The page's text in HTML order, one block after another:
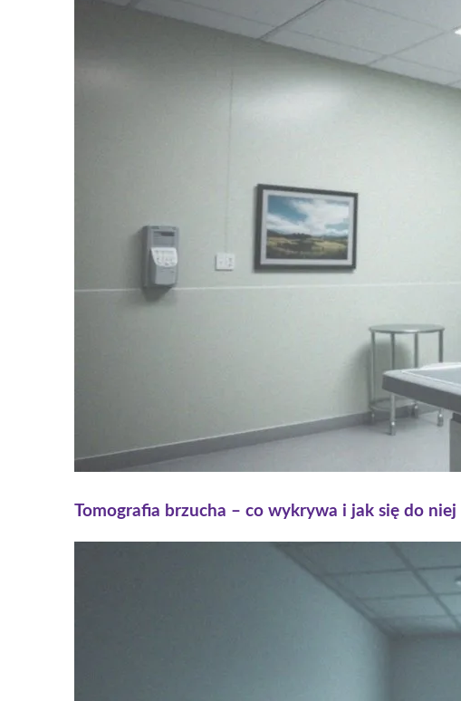
Tomografia brzucha – co wykrywa i jak się do